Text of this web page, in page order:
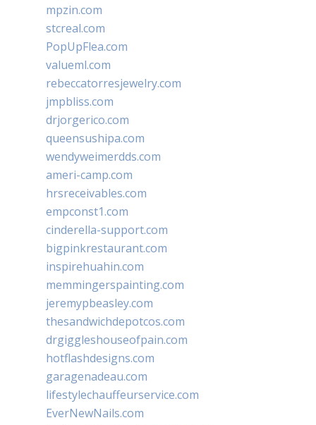
mpzin.com
stcreal.com
PopUpFlea.com
valueml.com
rebeccatorresjewelry.com
jmpbliss.com
drjorgerico.com
queensushipa.com
wendyweimerdds.com
ameri-camp.com
hrsreceivables.com
empconst1.com
cinderella-support.com
bigpinkrestaurant.com
inspirehuahin.com
memmingerspainting.com
jeremypbeasley.com
thesandwichdepotcos.com
drgiggleshouseofpain.com
hotflashdesigns.com
garagenadeau.com
lifestylechauffeurservice.com
EverNewNails.com